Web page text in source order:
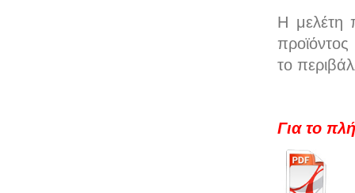
Η μελέτη
προϊόντος
το
Για το